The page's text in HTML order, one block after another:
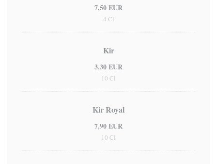
7,50 EUR
4 Cl
Kir
3,30 EUR
10 Cl
Kir Royal
7,90 EUR
10 Cl